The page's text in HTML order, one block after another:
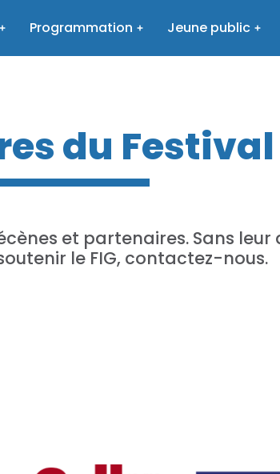
Programmation Jeune public
du Festival
et partenaires. Sans leur
le FIG, contactez-nous.